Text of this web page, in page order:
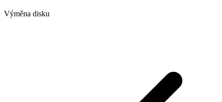
Výměna disku